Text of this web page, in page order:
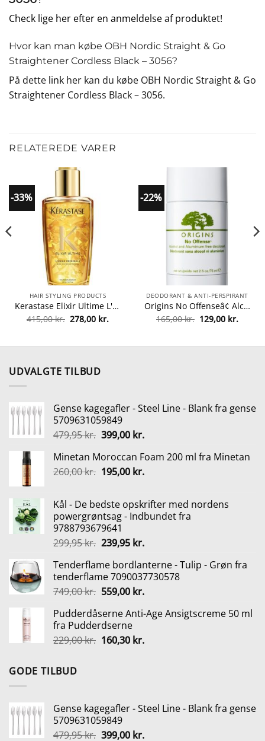
Check lige her efter en anmeldelse af produktet!
Hvor kan man købe OBH Nordic Straight & Go
Straightener Cordless Black – 3056?
På dette link her kan du købe OBH Nordic Straight & Go
Straightener Cordless Black – 3056.
RELATEREDE VARER
-33%
HAIR STYLING PRODUCTS
Kerastase Elixir Ultime L'huile Originale Hair Oil 100 ml fra Kerastase
415,00kr. Den
oprindelige
415,00 kr..
278,00 kr.Den
278,00 kr..
-22%
DEODORANT & ANTI-PERSPIRANT
Origins No Offenseâ¢ Alcohol And Aluminum Free Deodorant Stick 75 ml fra Origins
165,00kr. Den
oprindelige
165,00 kr..
129,00 kr.Den
kr..
UDVALGTE TILBUD
Gense kagegafler - Steel Line - Blank fra gense
5709631059849
479,95kr. Den
pris
var:
399,00 kr.Den
pris
er:
Minetan Moroccan Foam 200 ml fra Minetan
260,00kr. Den
var:
260,00 kr..
195,00 kr.Den
er:
195,00 kr..
Kål - De bedste opskrifter med nordens
powergrøntsag - Indbundet fra
9788793679641
299,95kr. Den
pris
var:
299,95 kr..
239,95 kr.Den
pris
er:
239,95 kr..
Tenderflame bordlanterne - Tulip - Grøn fra
tenderflame 7090037730578
749,00kr. Den
pris
var:
749,00 kr..
559,00 kr.Den
pris
559,00 kr..
Pudderdåserne Anti-Age Ansigtscreme 50 ml
fra Pudderdserne
229,00kr. Den
160,30 kr.Den
GODE TILBUD
Gense kagegafler - Steel Line - Blank fra gense
5709631059849
479,95kr. Den
399,00 kr.Den